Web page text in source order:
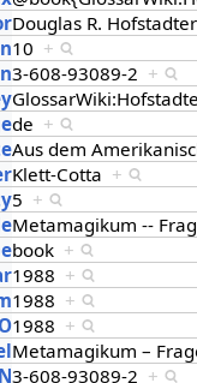
Douglas R. Hofstadter
10 +
3-608-93089-2 +
de +
Aus dem
Klett-Cotta +
5 +
Metamagikum --
book +
1988 +
1988 +
1988 +
Metamagikum –
3-608-93089-2 +